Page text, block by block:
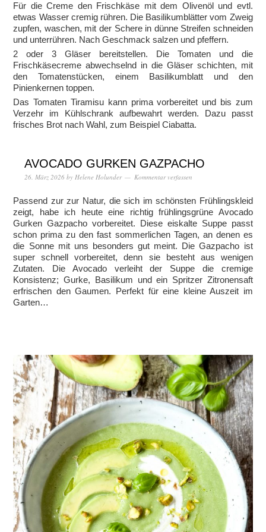
Für die Creme den Frischkäse mit dem Olivenöl und evtl.
etwas Wasser cremig rühren. Die Basilikumblätter vom Zweig
zupfen, waschen, mit der Schere in dünne Streifen schneiden
und unterrühren. Nach Geschmack salzen und pfeffern.
2 oder 3 Gläser bereitstellen. Die Tomaten und die
Frischkäsecreme abwechselnd in die Gläser schichten, mit
den Tomatenstücken, einem Basilikumblatt und den
Pinienkernen toppen.
Das Tomaten Tiramisu kann prima vorbereitet und bis zum
Verzehr im Kühlschrank aufbewahrt werden. Dazu passt
frisches Brot nach Wahl, zum Beispiel Ciabatta.
AVOCADO GURKEN GAZPACHO
26. März 2026 by Helene Holunder Kommentar verfassen
Passend zur zur Natur, die sich im schönsten Frühlingskleid
zeigt, habe ich heute eine richtig frühlingsgrüne Avocado
Gurken Gazpacho vorbereitet. Diese eiskalte Suppe passt
schon prima zu den fast sommerlichen Tagen, an denen es
die Sonne mit uns besonders gut meint. Die Gazpacho ist
super schnell vorbereitet, denn sie besteht aus wenigen
Zutaten. Die Avocado verleiht der Suppe die cremige
Konsistenz; Gurke, Basilikum und ein Spritzer Zitronensaft
erfrischen den Gaumen. Perfekt für eine kleine Auszeit im
Garten…